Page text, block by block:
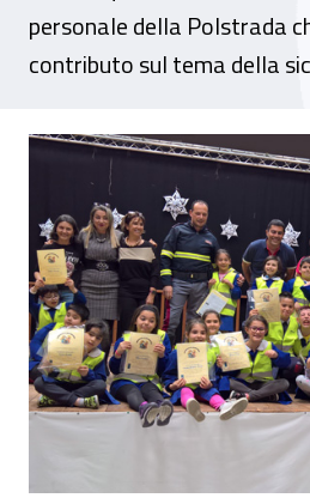
personale della Polstrada
contributo sul tema della
A Cagliari la seconda